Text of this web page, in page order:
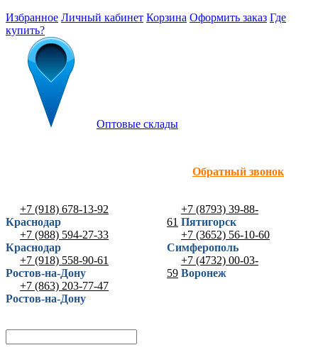
Избранное Личный кабинет Корзина Оформить заказ Где
купить?
Оптовые склады
Обратный звонок
+7 (918) 678-13-92
Краснодар
+7 (988) 594-27-33
Краснодар
+7 (918) 558-90-61
Ростов-на-Дону
+7 (863) 203-77-47
Ростов-на-Дону
+7 (8793) 39-88-
61 Пятигорск
+7 (3652) 56-10-60
Симферополь
+7 (4732) 00-03-
59 Воронеж